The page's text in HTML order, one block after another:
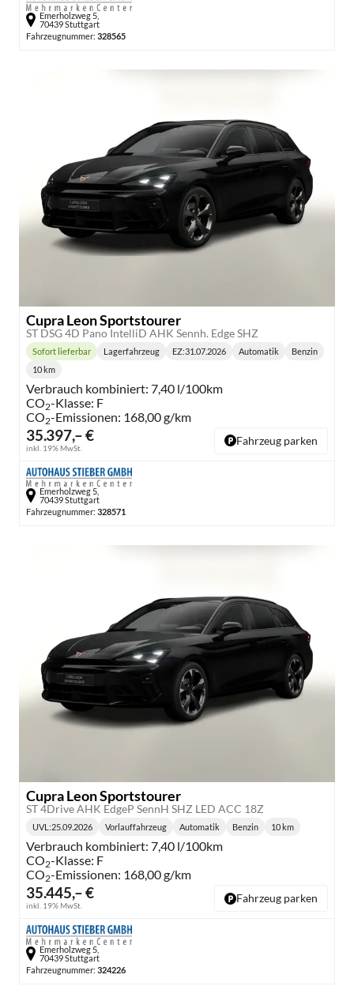
Emerholzweg 5,
70439 Stuttgart
Fahrzeugnummer: 328565
Cupra Leon Sportstourer
ST DSG 4D Pano IntelliD AHK Sennh. Edge SHZ
35.397,– €
inkl. 19% MwSt.
Lieferzeit:
Sofort lieferbar Lagerfahrzeug EZ:31.07.2026
Getriebe:
Automatik
Kraftstoff:
Benzin
Kilometerstand:
10 km
Verbrauch kombiniert: 7,40 l/100km
CO2-Klasse: F
CO2-Emissionen: 168,00 g/km
Fahrzeug parken
Emerholzweg 5,
70439 Stuttgart
Fahrzeugnummer: 328571
Cupra Leon Sportstourer
ST 4Drive AHK EdgeP SennH SHZ LED ACC 18Z
35.445,– €
inkl. 19% MwSt.
UVL :25.09.2026 Vorlauffahrzeug Automatik Benzin 10 km
Verbrauch kombiniert: 7,40 l/100km
CO2-Klasse: F
CO2-Emissionen: 168,00 g/km
Fahrzeug parken
Emerholzweg 5,
70439 Stuttgart
Fahrzeugnummer: 324226